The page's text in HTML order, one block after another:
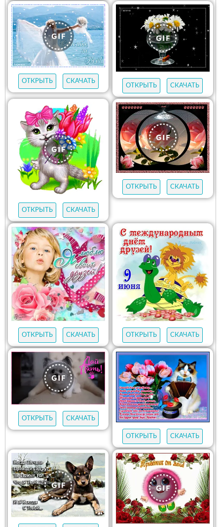
ОТКРЫТЬ СКАЧАТЬ
ОТКРЫТЬ СКАЧАТЬ
ОТКРЫТЬ СКАЧАТЬ
ОТКРЫТЬ СКАЧАТЬ
ОТКРЫТЬ СКАЧАТЬ ОТКРЫТЬ СКАЧАТЬ
ОТКРЫТЬ СКАЧАТЬ
ОТКРЫТЬ СКАЧАТЬ